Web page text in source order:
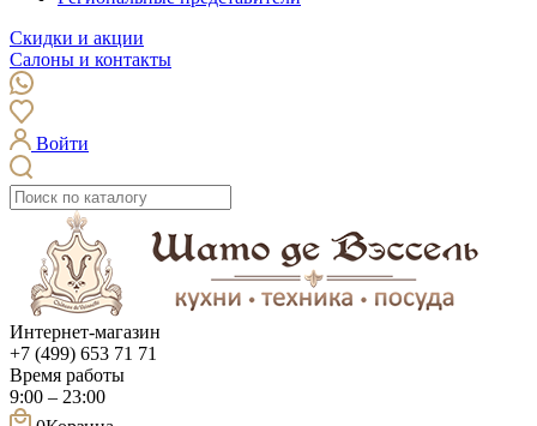
Скидки и акции
Салоны и контакты
Войти
Интернет-магазин
+7 (499) 653 71 71
Время работы
9:00 – 23:00